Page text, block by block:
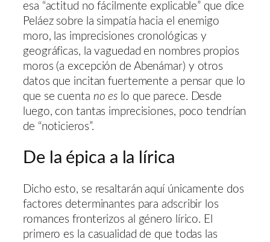
esa “actitud no fácilmente explicable” que dice
Peláez sobre la simpatía hacia el enemigo
moro, las imprecisiones cronológicas y
geográficas, la vaguedad en nombres propios
moros (a excepción de Abenámar) y otros
datos que incitan fuertemente a pensar que lo
que se cuenta no es lo que parece. Desde
luego, con tantas imprecisiones, poco tendrían
de “noticieros”.
De la épica a la lírica
Dicho esto, se resaltarán aquí únicamente dos
factores determinantes para adscribir los
romances fronterizos al género lírico. El
primero es la casualidad de que todas las